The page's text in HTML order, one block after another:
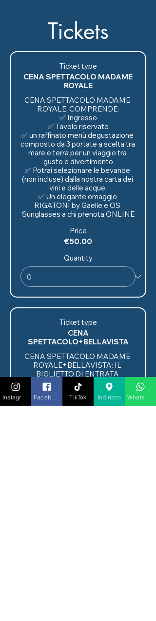
Tickets
Ticket type
CENA SPETTACOLO MADAME
ROYALE
CENA SPETTACOLO MADAME
ROYALE  COMPRENDE:
✅ Ingresso
✅ Tavolo riservato
✅ un raffinato menù degustazione
composto da 3 portate a scelta tra
mare e terra per un viaggio tra
gusto e divertimento
✅ Potrai selezionare le bevande
(non incluse) dalla nostra carta dei
vini e delle acque.
✅ Un elegante omaggio
RIGATONI by Gaelle e OS
Sunglasses a chi prenota ONLINE
Price
€50.00
Quantity
Ticket type
CENA
SPETTACOLO+BELLAVISTA
CENA SPETTACOLO MADAME
ROYALE+BELLAVISTA: IL
BIGLIETTO DI ENTRATA
COMPRENDE:
✅ Ingresso
✅ Tavolo riservato
✅ un raffinato menù degustazione
TikTok Indirizzo